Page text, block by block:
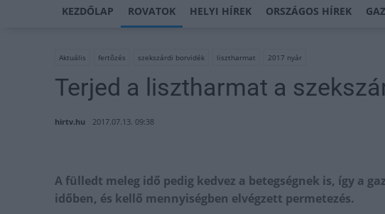
KEZDŐLAP ROVATOK HELYI HÍREK ORSZÁGOS HÍREK
Aktuális fertőzés szekszárdi borvidék lisztharmat 2017 nyár
Terjed a lisztharmat a
hirtv.hu 2017.07.13. 09:38
A fülledt meleg idő pedig kedvez a betegségnek is, így a
időben, és kellő mennyiségben elvégzett permetezés.